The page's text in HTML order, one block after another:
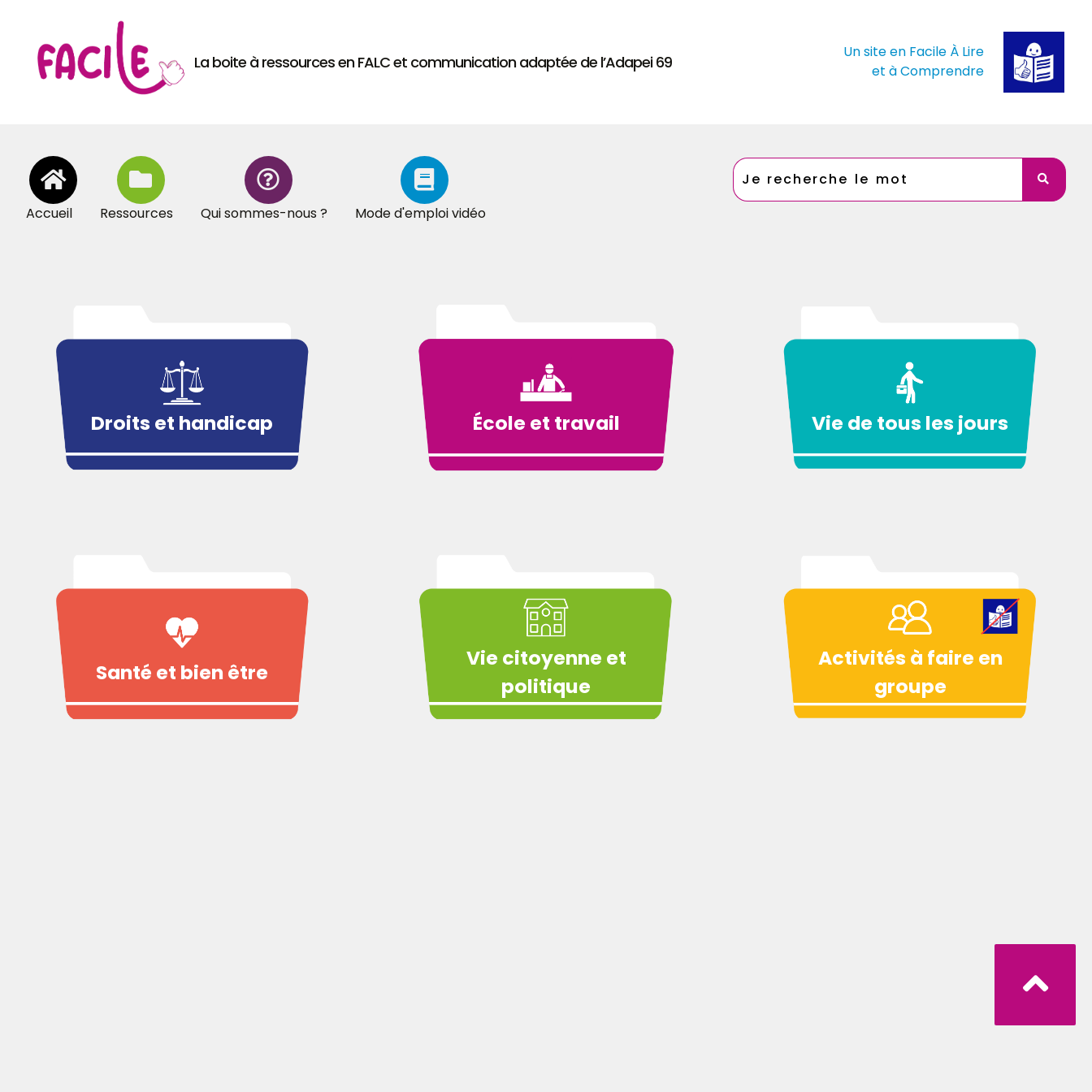
La boite à ressources en FALC et communication adaptée de l’Adapei 69
Un site en Facile À Lire
et à Comprendre
Accueil Ressources Qui sommes-nous ? Mode d'emploi vidéo
Droits et handicap École et travail Vie de tous les jours
Santé et bien être
Vie citoyenne et
politique
Activités à faire en
groupe